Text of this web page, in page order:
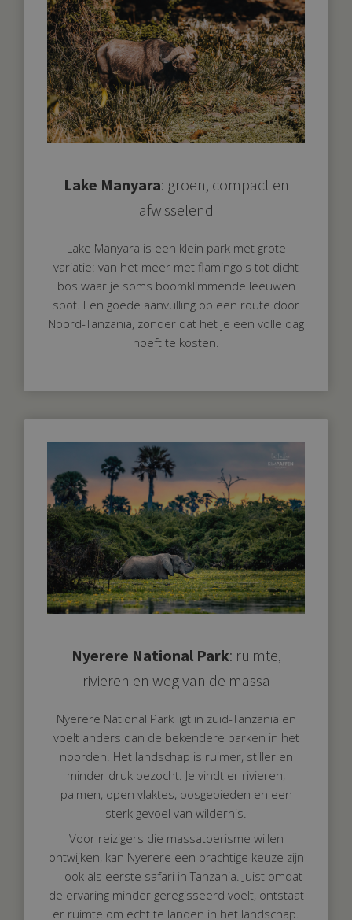
Lake Manyara: groen, compact en
afwisselend
Lake Manyara is een klein park met grote
variatie: van het meer met flamingo's tot dicht
bos waar je soms boomklimmende leeuwen
spot. Een goede aanvulling op een route door
Noord-Tanzania, zonder dat het je een volle dag
hoeft te kosten.
Nyerere National Park: ruimte,
rivieren en weg van de massa
Nyerere National Park ligt in zuid-Tanzania en
voelt anders dan de bekendere parken in het
noorden. Het landschap is ruimer, stiller en
minder druk bezocht. Je vindt er rivieren,
palmen, open vlaktes, bosgebieden en een
sterk gevoel van wildernis.
Voor reizigers die massatoerisme willen
ontwijken, kan Nyerere een prachtige keuze zijn
— ook als eerste safari in Tanzania. Juist omdat
de ervaring minder geregisseerd voelt, ontstaat
er ruimte om echt te landen in het landschap.